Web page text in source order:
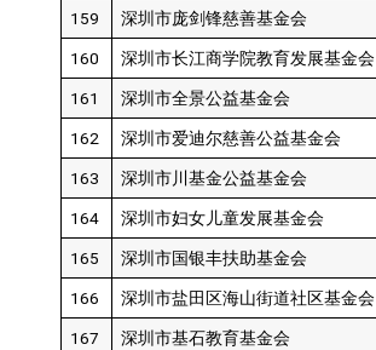
159 深圳市庞剑锋慈善基金会
160 深圳市长江商学院教育发展基金会
161 深圳市全景公益基金会
162 深圳市爱迪尔慈善公益基金会
163 深圳市川基金公益基金会
164 深圳市妇女儿童发展基金会
165 深圳市国银丰扶助基金会
166 深圳市盐田区海山街道社区基金会
167 深圳市基石教育基金会